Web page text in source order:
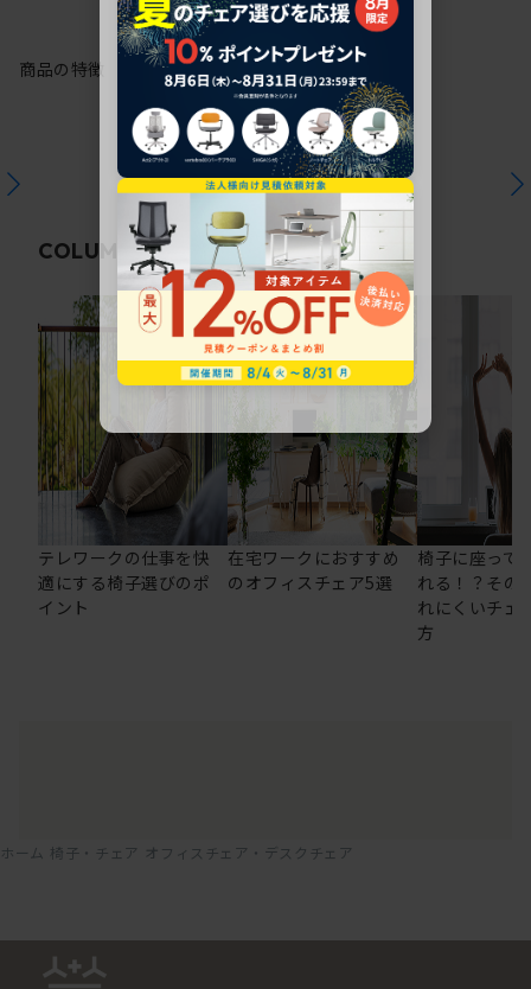
商品の特徴
COLUMN 関連コラム
テレワークの仕事を快
適にする椅子選びのポ
イント
在宅ワークにおすすめ
のオフィスチェア5選
椅子に座って
れる！？その
れにくいチェ
方
ホーム 椅子・チェア オフィスチェア・デスクチェア